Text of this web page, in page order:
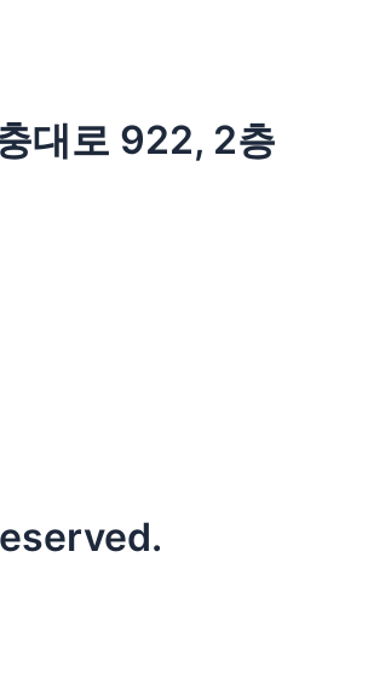
대로 922, 2층